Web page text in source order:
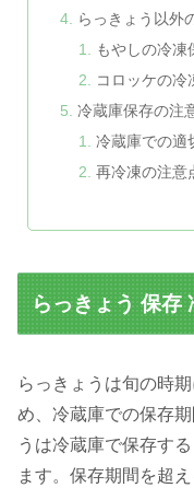
らっきょう以外
もやしの冷凍
コロッケの冷
冷蔵庫保存の注
冷蔵庫での適
再冷凍の注意
らっきょう 保存
らっきょうは旬の時
め、冷蔵庫での保存
うは冷蔵庫で保存す
ます。保存期間を超